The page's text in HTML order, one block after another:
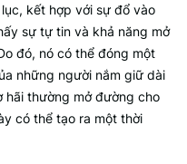
kết hợp với sự đổ vào
sự tự tin và khả năng mở
đó, nó có thể đóng một
những người nắm giữ dài
hãi thường mở đường cho
có thể tạo ra một thời